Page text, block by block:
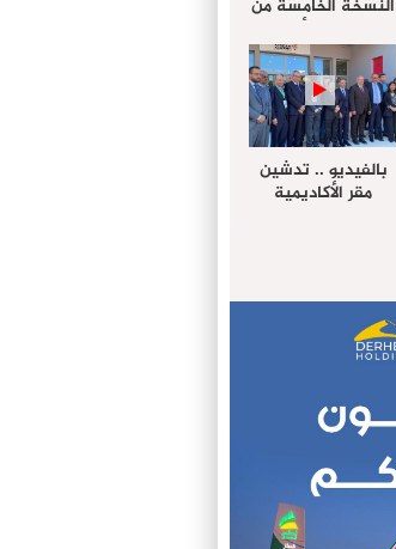
النسخة الخامسة من
مهرجان “الأمداح
النبوية” المنظم من
طرف مجلس جهة
الداخلة وادي الذهب
بالفيديو .. تدشين
مقر الأكاديمية